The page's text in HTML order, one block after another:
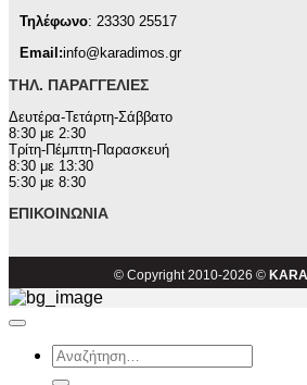
Τηλέφωνο: 23330 25517
Email:info@karadimos.gr
ΤΗΛ. ΠΑΡΑΓΓΕΛΊΕΣ
Δευτέρα-Τετάρτη-Σάββατο
8:30 με 2:30
Τρίτη-Πέμπτη-Παρασκευή
8:30 με 13:30
5:30 με 8:30
ΕΠΙΚΟΙΝΩΝΊΑ
© Copyright 2010-2026 ©
Αναζήτηση
για: